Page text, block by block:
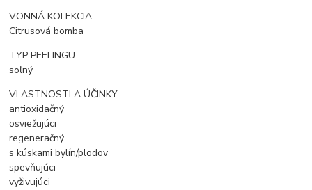
VONNÁ KOLEKCIA
Citrusová bomba
TYP PEELINGU
soľný
VLASTNOSTI A ÚČINKY
antioxidačný
osviežujúci
regeneračný
s kúskami bylín/plodov
spevňujúci
vyživujúci